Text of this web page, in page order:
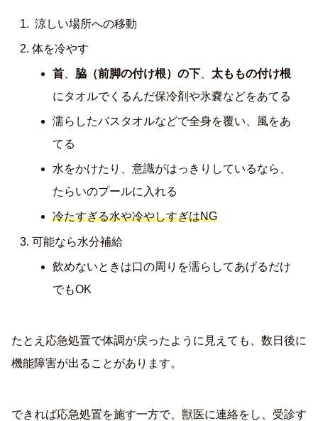
涼しい場所への移動
体を冷やす
首 脇（前脚の付け根）の下
太ももの付け根
にタオルでくるんだ保冷剤や氷嚢などをあてる
濡らしたバスタオルなどで全身を覆い、風をあ
てる
水をかけたり、意識がはっきりしているなら、
たらいのプールに入れる
冷たすぎる水や冷やしすぎはNG
可能なら水分補給
飲めないときは口の周りを濡らしてあげるだけ
でもOK
たとえ応急処置で体調が戻ったように見えても、数日後に
機能障害が出ることがあります。
できれば応急処置を施す一方で、獣医に連絡をし、受診す